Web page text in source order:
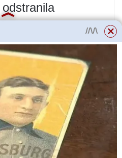
studenou
pánvi
ml vody.
a vařte 3
děrované
ubrousek, aby
stejnou